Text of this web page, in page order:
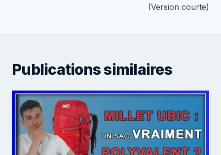
(Version courte)
Publications similaires